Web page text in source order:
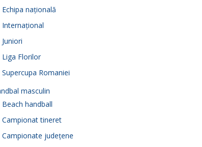
Echipa națională
Internațional
Juniori
Liga Florilor
Supercupa Romaniei
masculin
Beach handball
Campionat tineret
Campionate județene